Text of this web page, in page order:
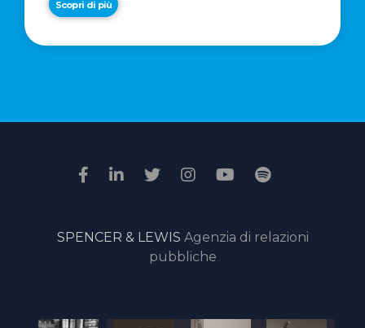
Scopri di più
“Passione
il
della
giuria
online
SPENCER & LEWIS Agenzia di relazioni
pubbliche